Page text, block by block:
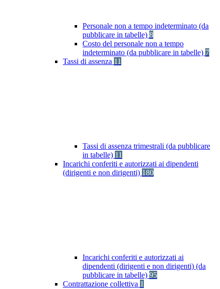
Personale non a tempo indeterminato (da
pubblicare in tabelle) 8
Costo del personale non a tempo
indeterminato (da pubblicare in tabelle) 7
Tassi di assenza 11
Tassi di assenza trimestrali (da pubblicare
in tabelle) 11
Incarichi conferiti e autorizzati ai dipendenti
(dirigenti e non dirigenti) 180
Incarichi conferiti e autorizzati ai
dipendenti (dirigenti e non dirigenti) (da
pubblicare in tabelle) 95
Contrattazione collettiva 1